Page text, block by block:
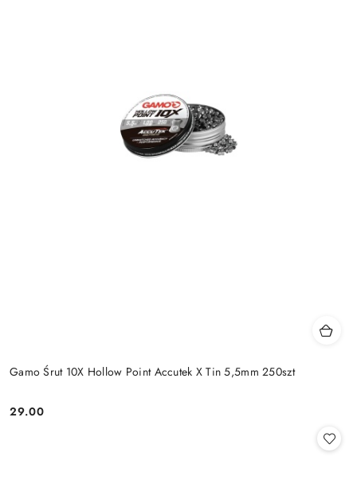
Gamo Śrut 10X Hollow Point Accutek X Tin 5,5mm 250szt
Cena:
29.00